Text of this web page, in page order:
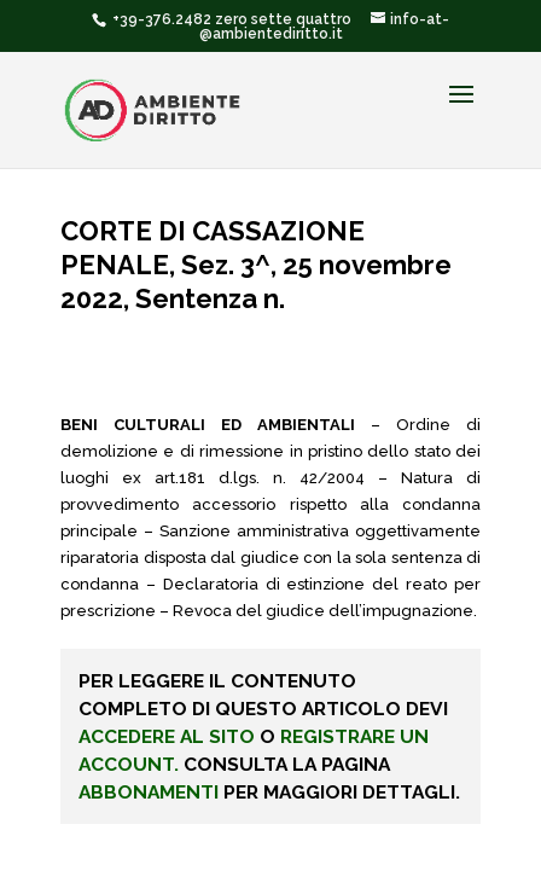
+39-376.2482 zero sette quattro
info-at-
@ambientediritto.it
CORTE DI CASSAZIONE
PENALE, Sez. 3^, 25 novembre
2022, Sentenza n.
BENI CULTURALI ED AMBIENTALI – Ordine di
demolizione e di rimessione in pristino dello stato dei
luoghi ex art.181 d.lgs. n. 42/2004 – Natura di
provvedimento accessorio rispetto alla condanna
principale – Sanzione amministrativa oggettivamente
riparatoria disposta dal giudice con la sola sentenza di
condanna – Declaratoria di estinzione del reato per
prescrizione – Revoca del giudice dell’impugnazione.
PER LEGGERE IL CONTENUTO
COMPLETO DI QUESTO ARTICOLO DEVI
ACCEDERE AL SITO O REGISTRARE UN
ACCOUNT. CONSULTA LA PAGINA
ABBONAMENTI PER MAGGIORI DETTAGLI.